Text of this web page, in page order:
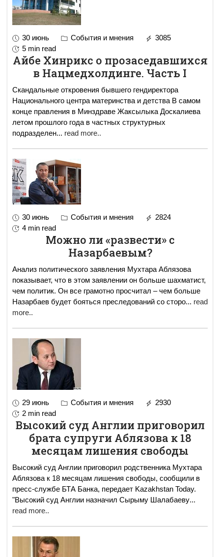
30 июнь События и мнения
3085
5 min read
Айбе Хинрикс о прозаседавшихся
в Нацмедхолдинге. Часть I
Скандальные откровения бывшего гендиректора
Национального центра материнства и детства В самом
конце правления в Минздраве Жаксылыка Доскалиева
летом прошлого года в частных структурных
подразделен... read more..
30 июнь События и мнения
2824
4 min read
Можно ли «развести» с
Назарбаевым?
Анализ политического заявления Мухтара Аблязова
показывает, что в этом заявлении он больше шахматист,
чем политик. Он все грамотно просчитал – чем больше
Назарбаев будет бояться преследований со сторо... read
more..
29 июнь События и мнения
2930
2 min read
Высокий суд Англии приговорил
брата супруги Аблязова к 18
месяцам лишения свободы
Высокий суд Англии приговорил родственника Мухтара
Аблязова к 18 месяцам лишения свободы, сообщили в
пресс-службе БТА Банка, передает Kazakhstan Today.
"Высокий суд Англии назначил Сырыму Шалабаеву...
read more..